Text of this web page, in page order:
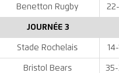
Benetton Rugby
JOURNÉE 3
Stade Rochelais
Bristol Bears